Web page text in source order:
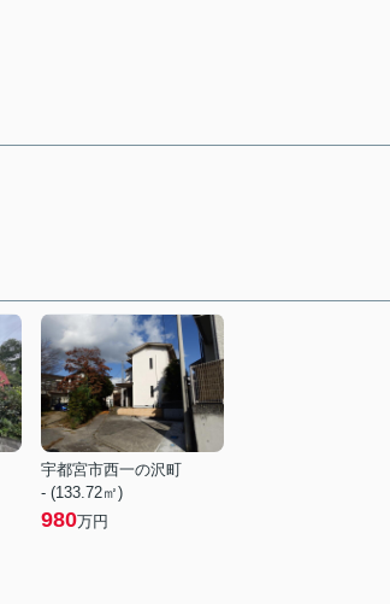
宇都宮市西一の沢町
- (133.72㎡)
980万円